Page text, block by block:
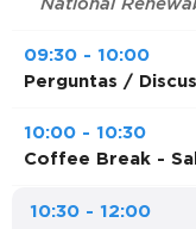
National
09:30 - 10:00
Perguntas /
10:00 - 10:30
Coffee Break -
10:30 - 12:00